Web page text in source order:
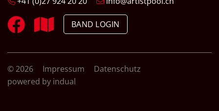
BAND LOGIN
© 2026 Impressum
Datenschutz
powered by indual